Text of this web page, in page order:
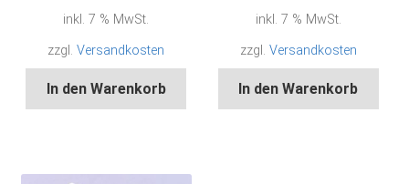
inkl. 7 % MwSt.
zzgl.Versandkosten
In den Warenkorb
inkl. 7 % MwSt.
zzgl. Versandkosten
In den Warenkorb